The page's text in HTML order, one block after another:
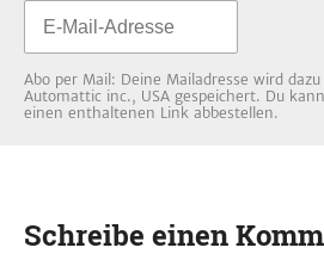
Abo per Mail: Deine Mailadresse wird
Automattic inc., USA gespeichert. Du
einen enthaltenen Link abbestellen.
Schreibe einen